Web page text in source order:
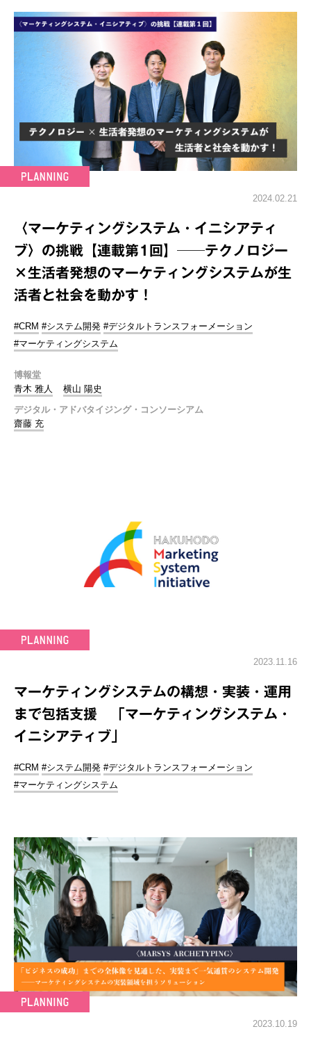
2024.02.21
〈マーケティングシステム・イニシアティ
ブ〉の挑戦【連載第1回】──テクノロジー
×生活者発想のマーケティングシステムが生
活者と社会を動かす！
#CRM #システム開発 #デジタルトランスフォーメーション
#マーケティングシステム
博報堂
青木 雅人
横山 陽史
デジタル・アドバタイジング・コンソーシアム
齋藤 充
2023.11.16
マーケティングシステムの構想・実装・運用
まで包括支援 「マーケティングシステム・
イニシアティブ」
#CRM #システム開発 #デジタルトランスフォーメーション
#マーケティングシステム
2023.10.19